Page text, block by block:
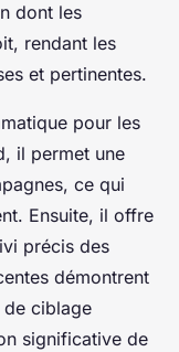
dont les
rendant les
et pertinentes.
pour les
il permet une
ce qui
Ensuite, il offre
précis des
démontrent
de ciblage
significative de